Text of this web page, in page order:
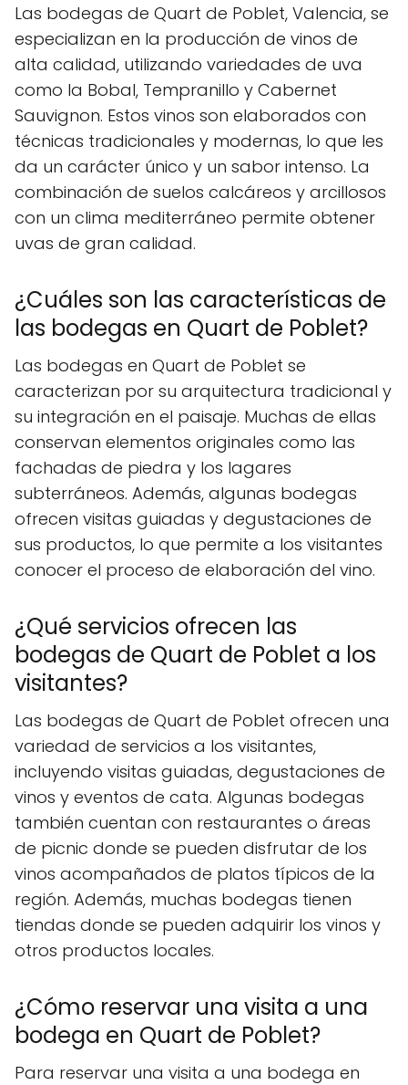
Las bodegas de Quart de Poblet, Valencia, se
especializan en la producción de vinos de
alta calidad, utilizando variedades de uva
como la Bobal, Tempranillo y Cabernet
Sauvignon. Estos vinos son elaborados con
técnicas tradicionales y modernas, lo que les
da un carácter único y un sabor intenso. La
combinación de suelos calcáreos y arcillosos
con un clima mediterráneo permite obtener
uvas de gran calidad.
¿Cuáles son las características de
las bodegas en Quart de Poblet?
Las bodegas en Quart de Poblet se
caracterizan por su arquitectura tradicional y
su integración en el paisaje. Muchas de ellas
conservan elementos originales como las
fachadas de piedra y los lagares
subterráneos. Además, algunas bodegas
ofrecen visitas guiadas y degustaciones de
sus productos, lo que permite a los visitantes
conocer el proceso de elaboración del vino.
¿Qué servicios ofrecen las
bodegas de Quart de Poblet a los
visitantes?
Las bodegas de Quart de Poblet ofrecen una
variedad de servicios a los visitantes,
incluyendo visitas guiadas, degustaciones de
vinos y eventos de cata. Algunas bodegas
también cuentan con restaurantes o áreas
de picnic donde se pueden disfrutar de los
vinos acompañados de platos típicos de la
región. Además, muchas bodegas tienen
tiendas donde se pueden adquirir los vinos y
otros productos locales.
¿Cómo reservar una visita a una
bodega en Quart de Poblet?
Para reservar una visita a una bodega en